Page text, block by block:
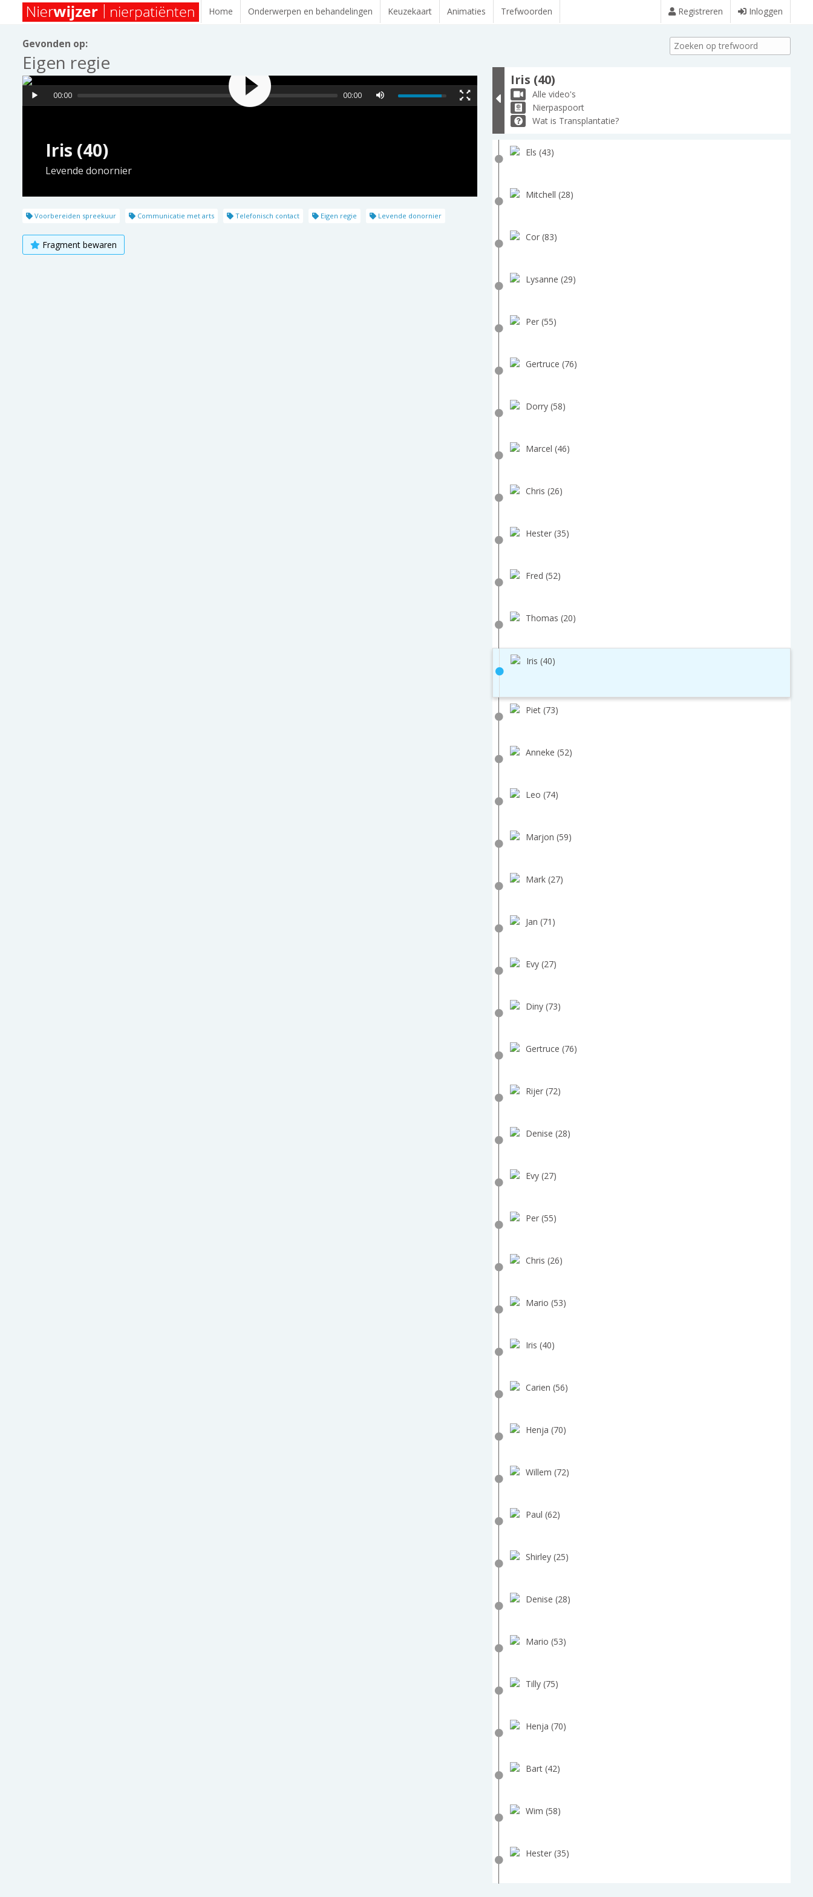
Home Onderwerpen en behandelingen Keuzekaart Animaties Trefwoorden Registreren Inloggen
Gevonden op:
Eigen regie
Iris (40)
Levende donornier
00:00 00:00
Voorbereiden spreekuur Communicatie met arts Telefonisch contact Eigen regie Levende donornier
Fragment bewaren
Iris (40)
Alle video's
Nierpaspoort
Wat is Transplantatie?
Els (43)
Mitchell (28)
Cor (83)
Lysanne (29)
Per (55)
Gertruce (76)
Dorry (58)
Marcel (46)
Chris (26)
Hester (35)
Fred (52)
Thomas (20)
Iris (40)
Piet (73)
Anneke (52)
Leo (74)
Marjon (59)
Mark (27)
Jan (71)
Evy (27)
Diny (73)
Gertruce (76)
Rijer (72)
Denise (28)
Evy (27)
Per (55)
Chris (26)
Mario (53)
Iris (40)
Carien (56)
Henja (70)
Willem (72)
Paul (62)
Shirley (25)
Denise (28)
Mario (53)
Tilly (75)
Henja (70)
Bart (42)
Wim (58)
Hester (35)